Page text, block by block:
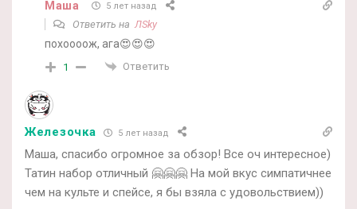
Маша 5 лет назад
Ответить на ЛSky
похоооож, ага😍😍😍
1 Ответить
Железочка 5 лет назад
Маша, спасибо огромное за обзор! Все оч интересное)
Татин набор отличный 🤗🤗🤗 На мой вкус симпатичнее
чем на культе и спейсе, я бы взяла с удовольствием))